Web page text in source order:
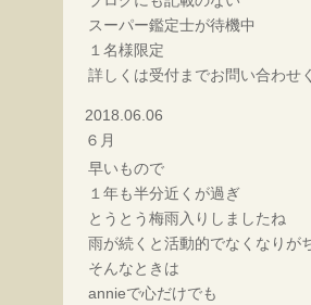
スーパー鑑定士が待機中
１名様限定
詳しくは受付までお問い合わせ
2018.06.06
６月
早いもので
１年も半分近くが過ぎ
とうとう梅雨入りしましたね
雨が続くと活動的でなくなりが
そんなときは
annieで心だけでも